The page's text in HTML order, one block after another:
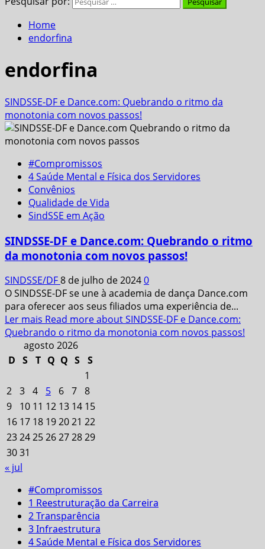
Home
endorfina
endorfina
SINDSSE-DF e Dance.com: Quebrando o ritmo da
monotonia com novos passos!
#Compromissos
4 Saúde Mental e Física dos Servidores
Convênios
Qualidade de Vida
SindSSE em Ação
SINDSSE-DF e Dance.com: Quebrando o ritmo
da monotonia com novos passos!
SINDSSE/DF8 de julho de 20240
O SINDSSE-DF se une à academia de dança Dance.com
para oferecer aos seus filiados uma experiência de...
Ler mais Read more about SINDSSE-DF e Dance.com:
Quebrando o ritmo da monotonia com novos passos!
agosto 2026
D S T Q Q S
S
1
2 3 4 5 6 7 8
9
10 11 12 13 14 15
16 17 18 192021 22
23242526272829
3031
« jul
#Compromissos
1 Reestruturação da Carreira
2 Transparência
3 Infraestrutura
4 Saúde Mental e Física dos Servidores